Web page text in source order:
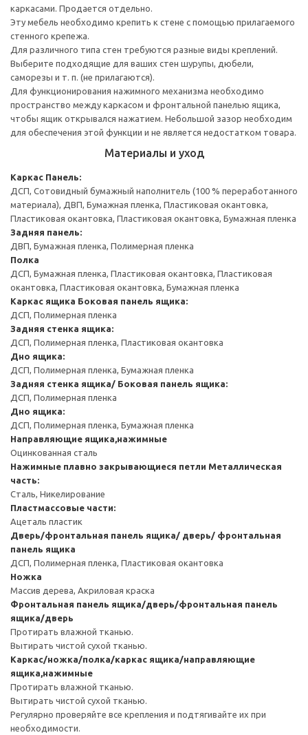
каркасами. Продается отдельно.
Эту мебель необходимо крепить к стене с помощью прилагаемого
стенного крепежа.
Для различного типа стен требуются разные виды креплений.
Выберите подходящие для ваших стен шурупы, дюбели,
саморезы и т. п. (не прилагаются).
Для функционирования нажимного механизма необходимо
пространство между каркасом и фронтальной панелью ящика,
чтобы ящик открывался нажатием. Небольшой зазор необходим
для обеспечения этой функции и не является недостатком товара.
Материалы и уход
Каркас Панель:
ДСП, Сотовидный бумажный наполнитель (100 % переработанного
материала), ДВП, Бумажная пленка, Пластиковая окантовка,
Пластиковая окантовка, Пластиковая окантовка, Бумажная пленка
Задняя панель:
ДВП, Бумажная пленка, Полимерная пленка
Полка
ДСП, Бумажная пленка, Пластиковая окантовка, Пластиковая
окантовка, Пластиковая окантовка, Бумажная пленка
Каркас ящика Боковая панель ящика:
ДСП, Полимерная пленка
Задняя стенка ящика:
ДСП, Полимерная пленка, Пластиковая окантовка
Дно ящика:
ДСП, Полимерная пленка, Бумажная пленка
Задняя стенка ящика/ Боковая панель ящика:
ДСП, Полимерная пленка
Дно ящика:
ДСП, Полимерная пленка, Бумажная пленка
Направляющие ящика,нажимные
Оцинкованная сталь
Нажимные плавно закрывающиеся петли Металлическая
часть:
Сталь, Никелирование
Пластмассовые части:
Ацеталь пластик
Дверь/фронтальная панель ящика/ дверь/ фронтальная
панель ящика
ДСП, Полимерная пленка, Пластиковая окантовка
Ножка
Массив дерева, Акриловая краска
Фронтальная панель ящика/дверь/фронтальная панель
ящика/дверь
Протирать влажной тканью.
Вытирать чистой сухой тканью.
Каркас/ножка/полка/каркас ящика/направляющие
ящика,нажимные
Протирать влажной тканью.
Вытирать чистой сухой тканью.
Регулярно проверяйте все крепления и подтягивайте их при
необходимости.